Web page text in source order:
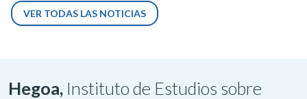
VER TODAS LAS NOTICIAS
Hegoa, Instituto de Estudios sobre